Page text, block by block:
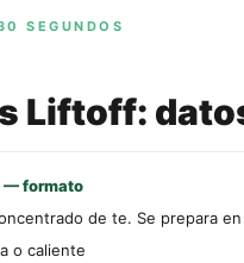
SEGUNDOS
Liftoff:
— formato
de te. Se prepara en
o caliente